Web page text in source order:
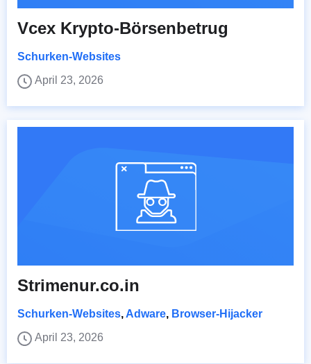
Vcex Krypto-Börsenbetrug
Schurken-Websites
April 23, 2026
Strimenur.co.in
Schurken-Websites,Adware, Browser-Hijacker
April 23, 2026